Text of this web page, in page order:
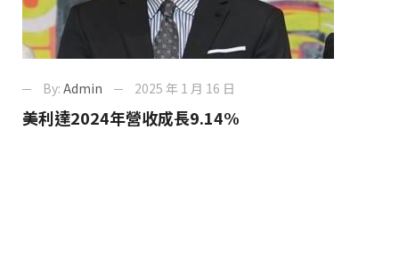
By: Admin 2025 年 1 月 16 日
美利達2024年營收成長9.14%